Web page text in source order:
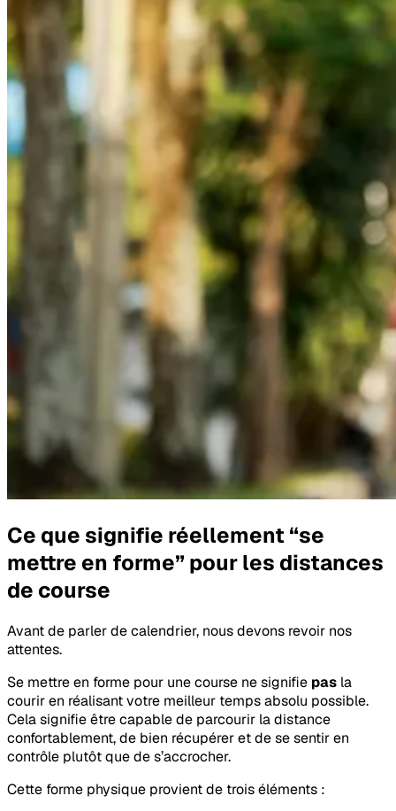
Ce que signifie réellement “se
mettre en forme” pour les distances
de course
Avant de parler de calendrier, nous devons revoir nos
attentes.
Se mettre en forme pour une course ne signifie pas la
courir en réalisant votre meilleur temps absolu possible.
Cela signifie être capable de parcourir la distance
confortablement, de bien récupérer et de se sentir en
contrôle plutôt que de s’accrocher.
Cette forme physique provient de trois éléments :